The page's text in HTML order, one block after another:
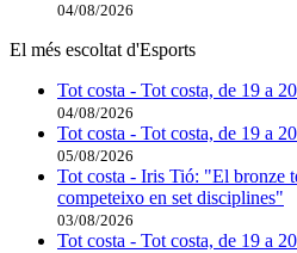
04/08/2026
El més escoltat d'Esports
Tot costa - Tot costa, de 19 a
04/08/2026
Tot costa - Tot costa, de 19 a
05/08/2026
Tot costa - Iris Tió: "El bronze
competeixo en set disciplines"
03/08/2026
Tot costa - Tot costa, de 19 a